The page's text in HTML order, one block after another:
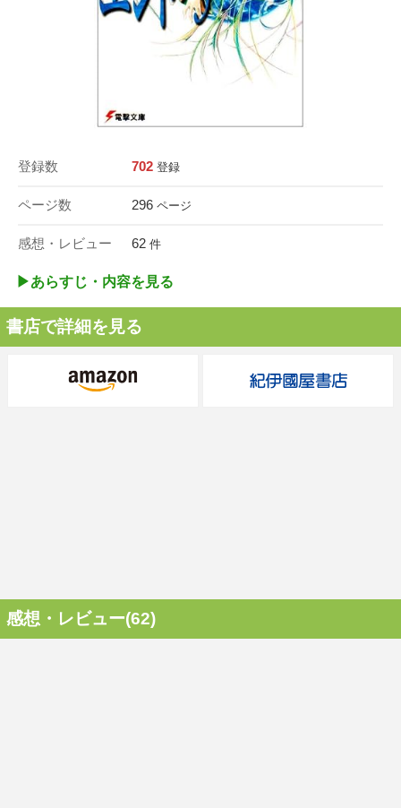
登録数 702 登録
ページ数 296 ページ
感想・レビュー 62 件
▶︎あらすじ・内容を見る
書店で詳細を見る
感想・レビュー(62)